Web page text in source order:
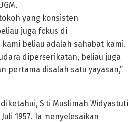
yang konsisten
juga fokus di
beliau adalah sahabat kami.
diperserikatan, beliau juga
pertama disalah satu yayasan,”
Siti Muslimah Widyastuti
1957. Ia menyelesaikan